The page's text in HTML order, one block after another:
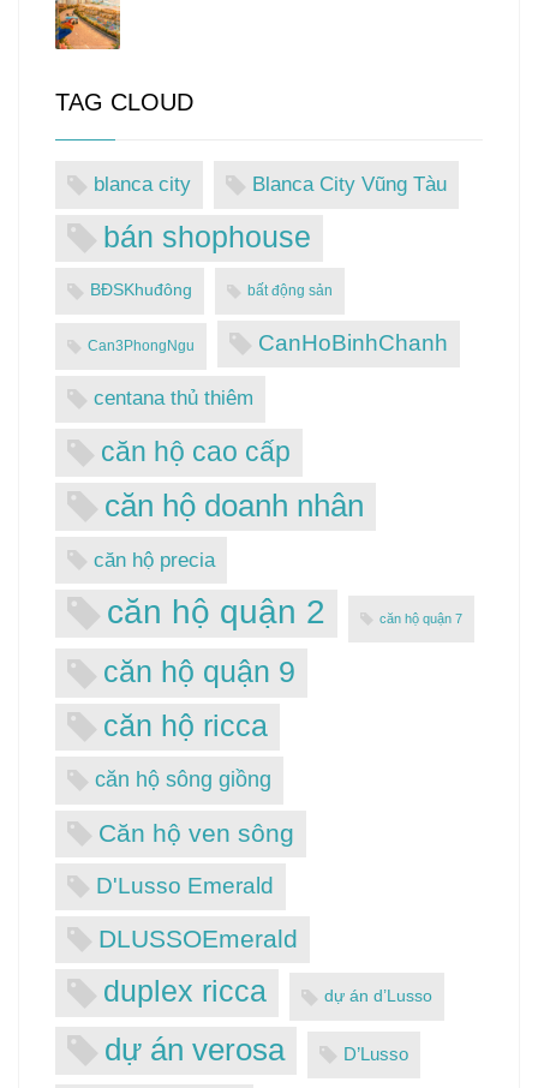
TAG CLOUD
blanca city Blanca City Vũng Tàu
bán shophouse
BĐSKhuđông bất động sản
Can3PhongNgu CanHoBinhChanh
centana thủ thiêm
căn hộ cao cấp
căn hộ doanh nhân
căn hộ precia
căn hộ quận 2 căn hộ quận 7
căn hộ quận 9
căn hộ ricca
căn hộ sông giồng
Căn hộ ven sông
D'Lusso Emerald
DLUSSOEmerald
duplex ricca dự án d’Lusso
dự án verosa D’Lusso